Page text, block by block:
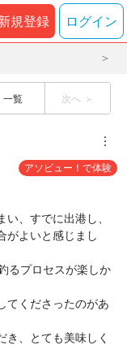
規登録 ログイン
一覧 次へ
︙
アソビュー！で体験
、すでに出港し、
がよいと感じまし
るプロセスが楽しか
てくださったのがあ
、とても美味しく